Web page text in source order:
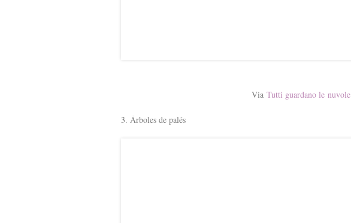
Via Tutti guardano le nuvole
3. Árboles de palés